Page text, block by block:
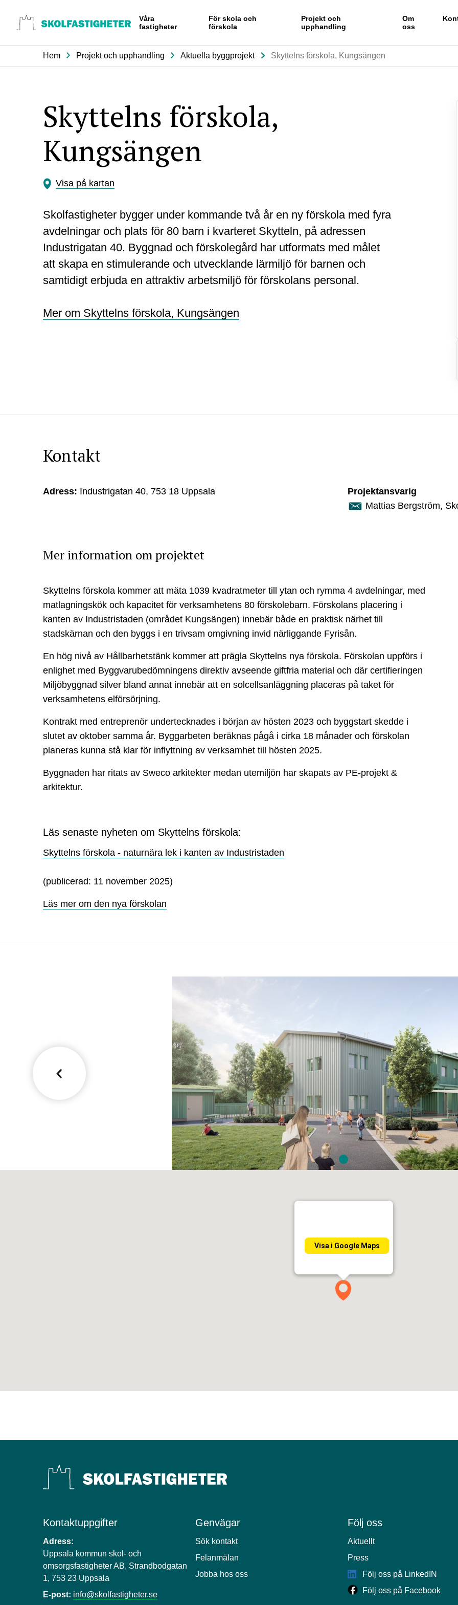
innehåll
Våra
fastigheter
För skola och
förskola
Projekt och
upphandling
Om
oss
Hem Projekt och upphandling Aktuella byggprojekt Skyttelns förskola, Kungsängen
Skyttelns förskola,
Kungsängen
Visa på kartan
Skolfastigheter bygger under kommande två år en ny förskola med fyra
avdelningar och plats för 80 barn i kvarteret Skytteln, på adressen
Industrigatan 40. Byggnad och förskolegård har utformats med målet
att skapa en stimulerande och utvecklande lärmiljö för barnen och
samtidigt erbjuda en attraktiv arbetsmiljö för förskolans personal.
Mer om Skyttelns förskola, Kungsängen
Kontakt
Adress: Industrigatan 40, 753 18 Uppsala
Projektansvarig
Mattias Bergström,
Mer information om projektet
Skyttelns förskola kommer att mäta 1039 kvadratmeter till ytan och rymma 4 avdelningar, med
matlagningskök och kapacitet för verksamhetens 80 förskolebarn. Förskolans placering i
kanten av Industristaden (området Kungsängen) innebär både en praktisk närhet till
stadskärnan och den byggs i en trivsam omgivning invid närliggande Fyrisån.
En hög nivå av Hållbarhetstänk kommer att prägla Skyttelns nya förskola. Förskolan uppförs i
enlighet med Byggvarubedömningens direktiv avseende giftfria material och där certifieringen
Miljöbyggnad silver bland annat innebär att en solcellsanläggning placeras på taket för
verksamhetens elförsörjning.
Kontrakt med entreprenör undertecknades i början av hösten 2023 och byggstart skedde i
slutet av oktober samma år. Byggarbeten beräknas pågå i cirka 18 månader och förskolan
planeras kunna stå klar för inflyttning av verksamhet till hösten 2025.
Byggnaden har ritats av Sweco arkitekter medan utemiljön har skapats av PE-projekt &
arkitektur.
Läs senaste nyheten om Skyttelns förskola:
Skyttelns förskola - naturnära lek i kanten av Industristaden
(publicerad: 11 november 2025)
Läs mer om den nya förskolan
Bild
Visa i Google Maps
Kontaktuppgifter
Adress:
Uppsala kommun skol- och
omsorgsfastigheter AB, Strandbodgatan
1, 753 23 Uppsala
E-post: info@skolfastigheter.se
Genvägar
Sök kontakt
Felanmälan
Jobba hos oss
Följ oss
Aktuellt
Press
Följ oss på LinkedIN
Följ oss på Facebook